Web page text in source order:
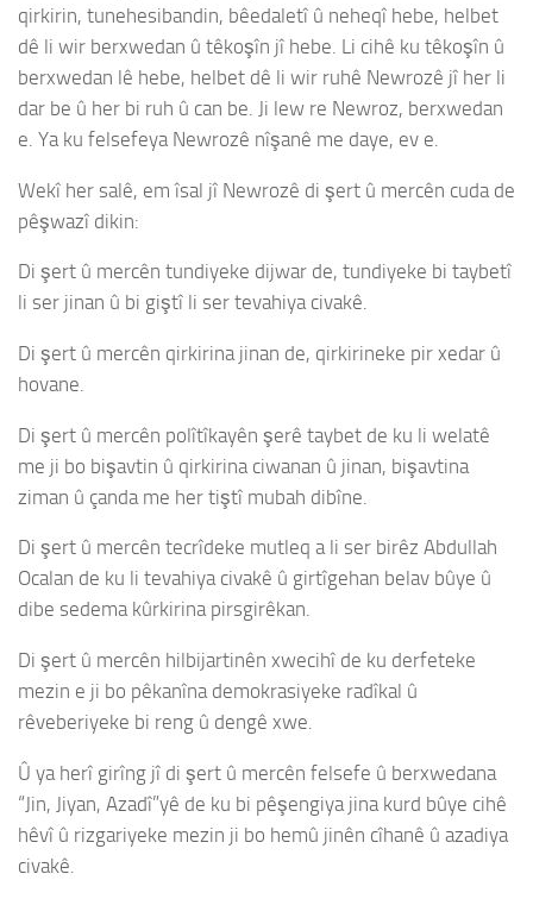
qirkirin, tunehesibandin, bêedaletî û neheqî hebe, helbet
dê li wir berxwedan û têkoşîn jî hebe. Li cihê ku têkoşîn û
berxwedan lê hebe, helbet dê li wir ruhê Newrozê jî her li
dar be û her bi ruh û can be. Ji lew re Newroz, berxwedan
e. Ya ku felsefeya Newrozê nîşanê me daye, ev e.
Wekî her salê, em îsal jî Newrozê di şert û mercên cuda de
pêşwazî dikin:
Di şert û mercên tundiyeke dijwar de, tundiyeke bi taybetî
li ser jinan û bi giştî li ser tevahiya civakê.
Di şert û mercên qirkirina jinan de, qirkirineke pir xedar û
hovane.
Di şert û mercên polîtîkayên şerê taybet de ku li welatê
me ji bo bişavtin û qirkirina ciwanan û jinan, bişavtina
ziman û çanda me her tiştî mubah dibîne.
Di şert û mercên tecrîdeke mutleq a li ser birêz Abdullah
Ocalan de ku li tevahiya civakê û girtîgehan belav bûye û
dibe sedema kûrkirina pirsgirêkan.
Di şert û mercên hilbijartinên xwecihî de ku derfeteke
mezin e ji bo pêkanîna demokrasiyeke radîkal û
rêveberiyeke bi reng û dengê xwe.
Û ya herî girîng jî di şert û mercên felsefe û berxwedana
“Jin, Jiyan, Azadî”yê de ku bi pêşengiya jina kurd bûye cihê
hêvî û rizgariyeke mezin ji bo hemû jinên cîhanê û azadiya
civakê.